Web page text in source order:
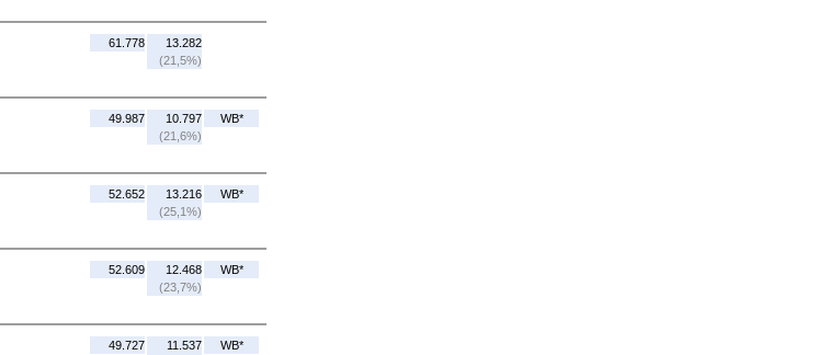
61.778
13.282
(21,5%)
49.987
10.797
(21,6%)
WB*
52.652
13.216
(25,1%)
WB*
52.609
12.468
(23,7%)
WB*
49.727
11.537
WB*